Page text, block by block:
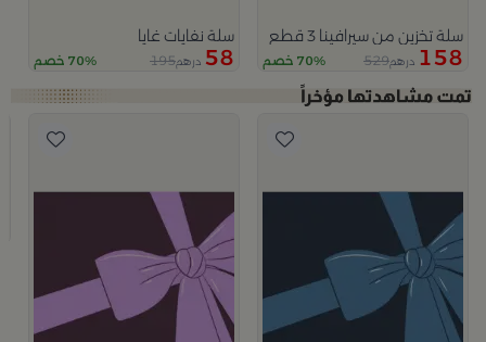
سلة تخزين من سيرافينا 3 قطع
158 درهم529 70% خصم
سلة نفايات غايا
58 درهم195 70% خصم